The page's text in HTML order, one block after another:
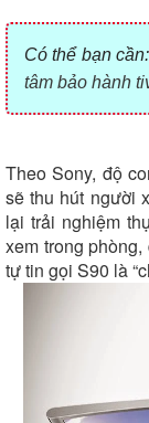
Có thể bạn
tâm bảo hành
Theo Sony, độ
sẽ thu hút người
lại trải nghiệm
xem trong
tự tin gọi S90 là